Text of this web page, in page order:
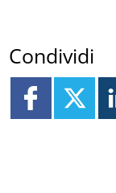
Condividi